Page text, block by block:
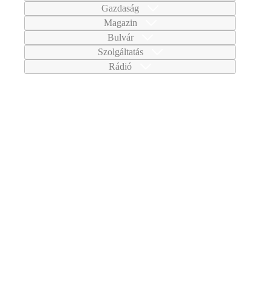
Gazdaság
Magazin
Bulvár
Szolgáltatás
Rádió